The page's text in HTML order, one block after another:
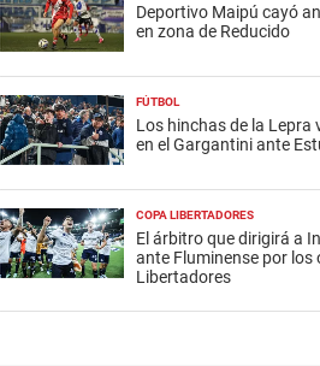
Deportivo Maipú cayó
en zona de Reducido
FÚTBOL
Los hinchas de la
en el Gargantini ante
COPA LIBERTADORES
El árbitro que dirigirá a
ante Fluminense por los
Libertadores